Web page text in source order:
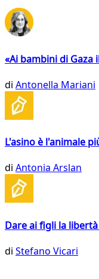
«Ai bambini di Gaza
di Antonella Mariani
L'asino è l'animale
di Antonia Arslan
Dare ai figli la
di Stefano Vicari